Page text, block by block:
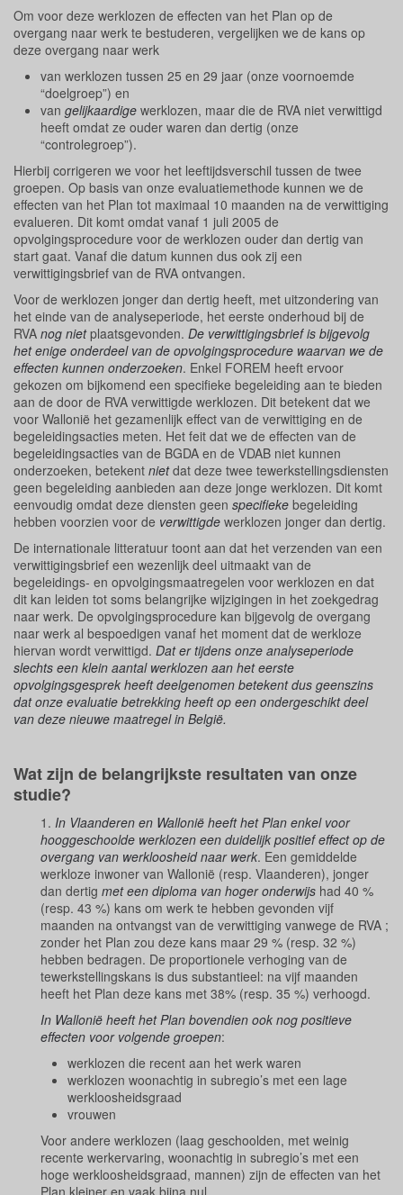
Om voor deze werklozen de effecten van het Plan op de
overgang naar werk te bestuderen, vergelijken we de kans op
deze overgang naar werk
van werklozen tussen 25 en 29 jaar (onze voornoemde
“doelgroep”) en
van gelijkaardige werklozen, maar die de RVA niet verwittigd
heeft omdat ze ouder waren dan dertig (onze
“controlegroep”).
Hierbij corrigeren we voor het leeftijdsverschil tussen de twee
groepen. Op basis van onze evaluatiemethode kunnen we de
effecten van het Plan tot maximaal 10 maanden na de verwittiging
evalueren. Dit komt omdat vanaf 1 juli 2005 de
opvolgingsprocedure voor de werklozen ouder dan dertig van
start gaat. Vanaf die datum kunnen dus ook zij een
verwittigingsbrief van de RVA ontvangen.
Voor de werklozen jonger dan dertig heeft, met uitzondering van
het einde van de analyseperiode, het eerste onderhoud bij de
RVA nog nietplaatsgevonden. De verwittigingsbrief is bijgevolg
het enige onderdeel van de opvolgingsprocedure waarvan we de
effecten kunnen onderzoeken. Enkel FOREM heeft ervoor
gekozen om bijkomend een specifieke begeleiding aan te bieden
aan de door de RVA verwittigde werklozen. Dit betekent dat we
voor Wallonië het gezamenlijk effect van de verwittiging en de
begeleidingsacties meten. Het feit dat we de effecten van de
begeleidingsacties van de BGDA en de VDAB niet kunnen
onderzoeken, betekent nietdat deze twee tewerkstellingsdiensten
geen begeleiding aanbieden aan deze jonge werklozen. Dit komt
eenvoudig omdat deze diensten geen specifieke begeleiding
hebben voorzien voor de verwittigde werklozen jonger dan dertig.
De internationale litteratuur toont aan dat het verzenden van een
verwittigingsbrief een wezenlijk deel uitmaakt van de
begeleidings- en opvolgingsmaatregelen voor werklozen en dat
dit kan leiden tot soms belangrijke wijzigingen in het zoekgedrag
naar werk. De opvolgingsprocedure kan bijgevolg de overgang
naar werk al bespoedigen vanaf het moment dat de werkloze
hiervan wordt verwittigd. Dat er tijdens onze analyseperiode
slechts een klein aantal werklozen aan het eerste
opvolgingsgesprek heeft deelgenomen betekent dus geenszins
dat onze evaluatie betrekking heeft op een ondergeschikt deel
van deze nieuwe maatregel in België.
Wat zijn de belangrijkste resultaten van onze
studie?
1. In Vlaanderen en Wallonië heeft het Plan enkel voor
hooggeschoolde werklozen een duidelijk positief effect op de
overgang van werkloosheid naar werk. Een gemiddelde
werkloze inwoner van Wallonië (resp. Vlaanderen), jonger
dan dertig met een diploma van hoger onderwijs had 40 %
(resp. 43 %) kans om werk te hebben gevonden vijf
maanden na ontvangst van de verwittiging vanwege de RVA ;
zonder het Plan zou deze kans maar 29 % (resp. 32 %)
hebben bedragen. De proportionele verhoging van de
tewerkstellingskans is dus substantieel: na vijf maanden
heeft het Plan deze kans met 38% (resp. 35 %) verhoogd.
In Wallonië heeft het Plan bovendien ook nog positieve
effecten voor volgende groepen:
werklozen die recent aan het werk waren
werklozen woonachtig in subregio’s met een lage
werkloosheidsgraad
vrouwen
Voor andere werklozen (laag geschoolden, met weinig
recente werkervaring, woonachtig in subregio’s met een
hoge werkloosheidsgraad, mannen) zijn de effecten van het